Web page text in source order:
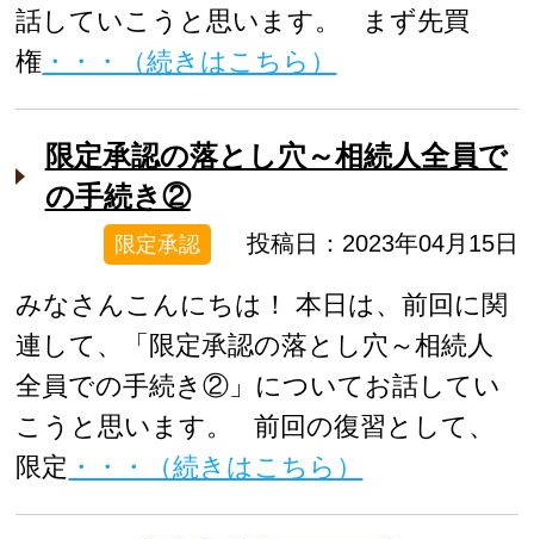
話していこうと思います。 まず先買
権 ・・・（続きはこちら）
限定承認の落とし穴～相続人全員で
の手続き②
限定承認 投稿日：2023年04月15日
みなさんこんにちは！ 本日は、前回に関
連して、「限定承認の落とし穴～相続人
全員での手続き②」についてお話してい
こうと思います。 前回の復習として、
限定 ・・・（続きはこちら）